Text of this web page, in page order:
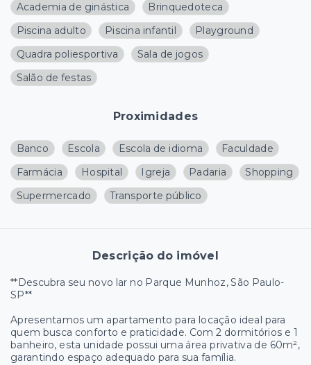
Academia de ginástica
Brinquedoteca
Piscina adulto
Piscina infantil
Playground
Quadra poliesportiva
Sala de jogos
Salão de festas
Proximidades
Banco Escola Escola de idioma
Faculdade
Farmácia
Hospital Igreja Padaria
Shopping
Supermercado
Transporte público
Descrição do imóvel
**Descubra seu novo lar no Parque Munhoz, São Paulo-
SP**
Apresentamos um apartamento para locação ideal para
quem busca conforto e praticidade. Com 2 dormitórios e 1
banheiro, esta unidade possui uma área privativa de 60m²,
garantindo espaço adequado para sua família.